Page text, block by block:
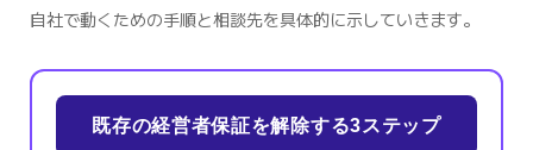
自社で動くための手順と相談先を具体的に示していきます。
既存の経営者保証を解除する3ステップ